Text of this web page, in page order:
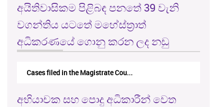
අයිතිවාසිකම පිළිබඳ පනතේ 39 වැනි
වගන්තිය යටතේ මහේස්ත්‍රාත්
අධිකරණයේ ගොනු කරන ලද නඩු
Cases filed in the Magistrate Cou...
අභියාචක සහ පොදු අධිකාරීන් වෙත